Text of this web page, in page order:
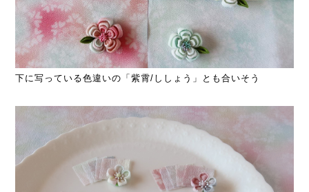
下に写っている色違いの「紫霄/ししょう」とも合いそう